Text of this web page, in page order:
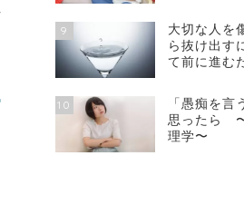
9
大切な人を
ら抜け出す
て前に進む
10
「愚痴を言
思ったら
理学〜